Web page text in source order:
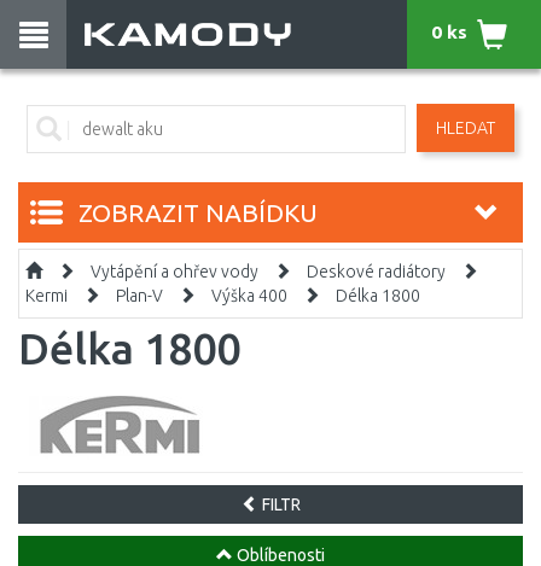
HLEDAT
0 ks
ZOBRAZIT NABÍDKU
Vytápění a ohřev vody
Deskové radiátory
Kermi
Plan-V Výška 400 Délka 1800
Délka 1800
FILTR
Oblíbenosti